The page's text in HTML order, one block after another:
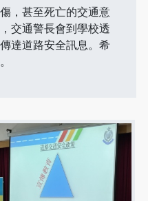
，甚至死亡的交通意
交通警長會到學校透
達道路安全訊息。希